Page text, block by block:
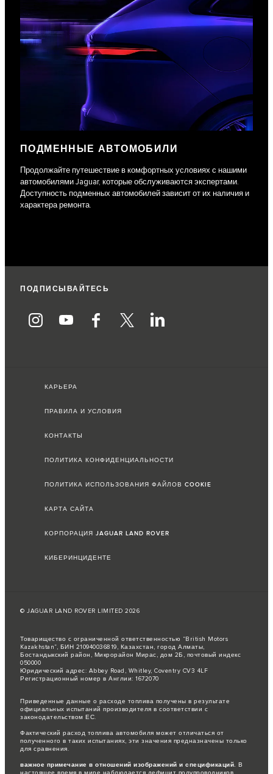
ПОДМЕННЫЕ АВТОМОБИЛИ
Продолжайте путешествие в комфортных условиях с нашими
автомобилями Jaguar, которые обслуживаются экспертами.
Доступность подменных автомобилей зависит от их наличия и
характера ремонта.
ПОДПИСЫВАЙТЕСЬ
КАРЬЕРА
ПРАВИЛА И УСЛОВИЯ
КОНТАКТЫ
ПОЛИТИКА КОНФИДЕНЦИАЛЬНОСТИ
ПОЛИТИКА ИСПОЛЬЗОВАНИЯ ФАЙЛОВ COOKIE
КАРТА САЙТА
КОРПОРАЦИЯ JAGUAR LAND ROVER
КИБЕРИНЦИДЕНТЕ
© JAGUAR LAND ROVER LIMITED 2026
Товарищество с ограниченной ответственностью “British Motors
Kazakhstan”, БИН 210940036819, Казахстан, город Алматы,
Бостандыкский район, Микрорайон Мирас, дом 2Б, почтовый индекс
050000
Юридический адрес: Abbey Road, Whitley, Coventry CV3 4LF
Регистрационный номер в Англии: 1672070
Приведенные данные о расходе топлива получены в результате
официальных испытаний производителя в соответствии с
законодательством ЕС.
Фактический расход топлива автомобиля может отличаться от
полученного в таких испытаниях, эти значения предназначены только
для сравнения.
важное примечание в отношений изображений и спецификаций. В
настоящее время в мире наблюдается дефицит полупроводников,